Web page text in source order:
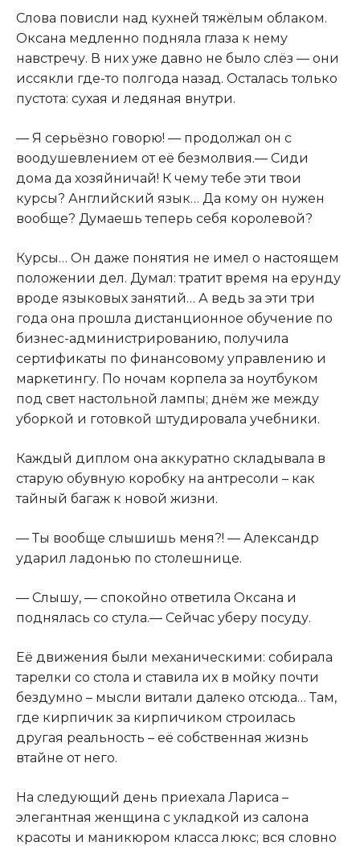
Слова повисли над кухней тяжёлым облаком.
Оксана медленно подняла глаза к нему
навстречу. В них уже давно не было слёз — они
иссякли где-то полгода назад. Осталась только
пустота: сухая и ледяная внутри.
— Я серьёзно говорю! — продолжал он с
воодушевлением от её безмолвия.— Сиди
дома да хозяйничай! К чему тебе эти твои
курсы? Английский язык… Да кому он нужен
вообще? Думаешь теперь себя королевой?
Курсы… Он даже понятия не имел о настоящем
положении дел. Думал: тратит время на ерунду
вроде языковых занятий… А ведь за эти три
года она прошла дистанционное обучение по
бизнес-администрированию, получила
сертификаты по финансовому управлению и
маркетингу. По ночам корпела за ноутбуком
под свет настольной лампы; днём же между
уборкой и готовкой штудировала учебники.
Каждый диплом она аккуратно складывала в
старую обувную коробку на антресоли – как
тайный багаж к новой жизни.
— Ты вообще слышишь меня?! — Александр
ударил ладонью по столешнице.
— Слышу, — спокойно ответила Оксана и
поднялась со стула.— Сейчас уберу посуду.
Её движения были механическими: собирала
тарелки со стола и ставила их в мойку почти
бездумно – мысли витали далеко отсюда… Там,
где кирпичик за кирпичиком строилась
другая реальность – её собственная жизнь
втайне от него.
На следующий день приехала Лариса –
элегантная женщина с укладкой из салона
красоты и маникюром класса люкс; вся словно